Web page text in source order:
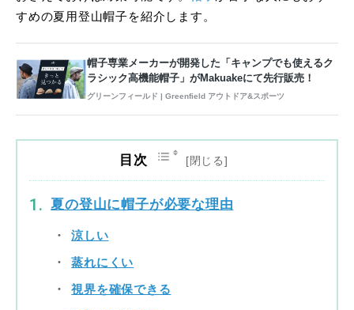
すめの夏用登山帽子を紹介します。
帽子専業メーカーが開発した「キャンプでも使えるク
ラシック高機能帽子」がMakuakeにて先行販売！
グリーンフィールド | Greenfield アウトドア&スポーツ
目次
夏の登山に帽子が必要な理由
涼しい
蒸れにくい
視界を確保できる